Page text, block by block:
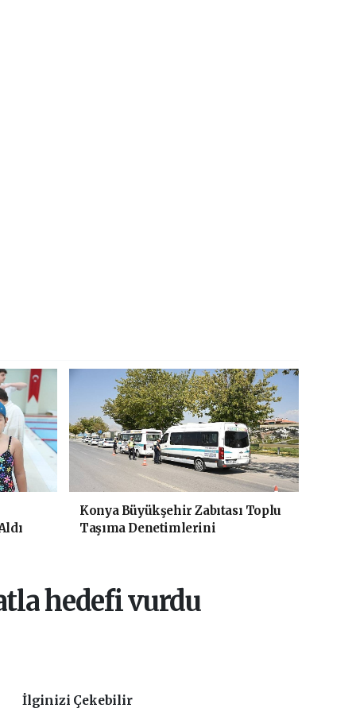
Konya Büyükşehir Zabıtası Toplu
Taşıma Denetimlerini
hedefi vurdu
İlginizi Çekebilir